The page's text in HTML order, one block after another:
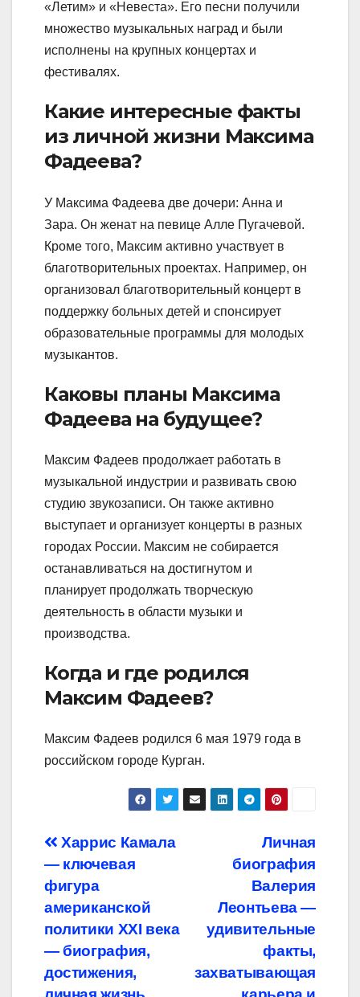
«Летим» и «Невеста». Его песни получили
множество музыкальных наград и были
исполнены на крупных концертах и
фестивалях.
Какие интересные факты
из личной жизни Максима
Фадеева?
У Максима Фадеева две дочери: Анна и
Зара. Он женат на певице Алле Пугачевой.
Кроме того, Максим активно участвует в
благотворительных проектах. Например, он
организовал благотворительный концерт в
поддержку больных детей и спонсирует
образовательные программы для молодых
музыкантов.
Каковы планы Максима
Фадеева на будущее?
Максим Фадеев продолжает работать в
музыкальной индустрии и развивать свою
студию звукозаписи. Он также активно
выступает и организует концерты в разных
городах России. Максим не собирается
останавливаться на достигнутом и
планирует продолжать творческую
деятельность в области музыки и
производства.
Когда и где родился
Максим Фадеев?
Максим Фадеев родился 6 мая 1979 года в
российском городе Курган.
Навигация
по
записям
Личная
биография
Валерия
Леонтьева —
удивительные
факты,
захватывающая
Харрис Камала
— ключевая
фигура
американской
политики XXI века
— биография,
достижения,